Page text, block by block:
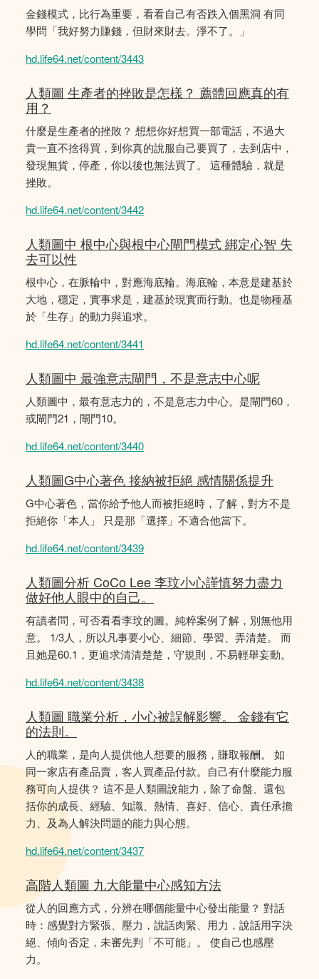
金錢模式，比行為重要，看看自己有否跌入個黑洞 有同
學問「我好努力賺錢，但財來財去。淨不了。」
hd.life64.net/content/3443
人類圖 生產者的挫敗是怎樣？ 薦體回應真的有
用？
什麼是生產者的挫敗？ 想想你好想買一部電話，不過大
貴一直不捨得買，到你真的說服自己要買了，去到店中，
發現無貨，停產，你以後也無法買了。 這種體驗，就是
挫敗。
hd.life64.net/content/3442
人類圖中 根中心與根中心閘門模式 綁定心智 失
去可以性
根中心，在脈輪中，對應海底輪。海底輪，本意是建基於
大地，穩定，實事求是，建基於現實而行動。也是物種基
於「生存」的動力與追求。
hd.life64.net/content/3441
人類圖中 最強意志閘門，不是意志中心呢
人類圖中，最有意志力的，不是意志力中心。是閘門60，
或閘門21，閘門10。
hd.life64.net/content/3440
人類圖G中心著色 接納被拒絕 感情關係提升
G中心著色，當你給予他人而被拒絕時，了解，對方不是
拒絕你「本人」 只是那「選擇」不適合他當下。
hd.life64.net/content/3439
人類圖分析 CoCo Lee 李玟小心謹慎努力盡力
做好他人眼中的自己。
有讀者問，可否看看李玟的圖。純粹案例了解，別無他用
意。 1/3人，所以凡事要小心、細節、學習、弄清楚。 而
且她是60.1，更追求清清楚楚，守規則，不易輕舉妄動。
hd.life64.net/content/3438
人類圖 職業分析，小心被誤解影響。 金錢有它
的法則。
人的職業，是向人提供他人想要的服務，賺取報酬。 如
同一家店有產品賣，客人買產品付款。自己有什麼能力服
務可向人提供？ 這不是人類圖說能力，除了命盤、還包
括你的成長、經驗、知識、熱情、喜好、信心、責任承擔
力、及為人解決問題的能力與心態。
hd.life64.net/content/3437
高階人類圖 九大能量中心感知方法
從人的回應方式，分辨在哪個能量中心發出能量？ 對話
時：感覺對方緊張、壓力，說話肉緊、用力，說話用字決
絕、傾向否定，未審先判「不可能」。 使自己也感壓
力。